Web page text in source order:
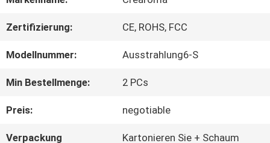
ÜBER
UNS
Zertifizierung: CE, ROHS, FCC
Modellnummer: Ausstrahlung6-S
Min Bestellmenge: 2 PCs
Preis: negotiable
Verpackung
Kartonieren Sie + Schaum